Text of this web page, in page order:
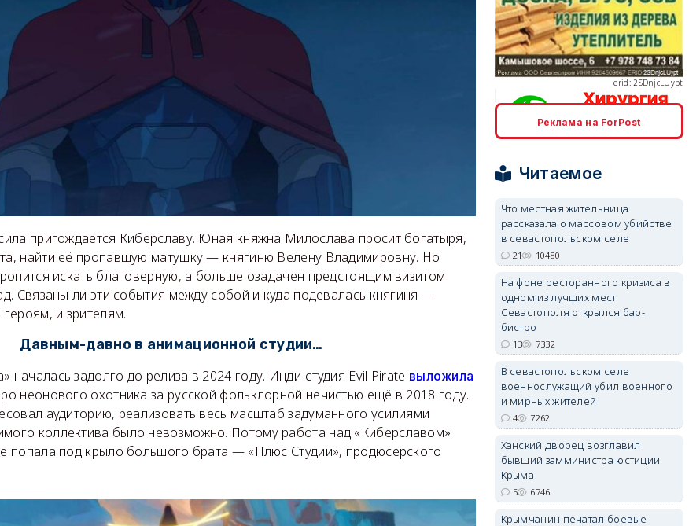
пригождается Киберславу. Юная княжна Милослава просит богатыря,
найти её пропавшую матушку — княгиню Велену Владимировну. Но
искать благоверную, а больше озадачен предстоящим визитом
Связаны ли эти события между собой и куда подевалась княгиня —
и зрителям.
Давным-давно в анимационной студии…
началась задолго до релиза в 2024 году. Инди-студия Evil Pirate выложила
неонового охотника за русской фольклорной нечистью ещё в 2018 году.
аудиторию, реализовать весь масштаб задуманного усилиями
коллектива было невозможно. Потому работа над «Киберславом»
попала под крыло большого брата — «Плюс Студии», продюсерского
erid: 2SDnjcLUypt
erid: 2SDnjcrDNw6
erid: 2SDnjdPjgYS
Реклама на ForPost
Читаемое
Что местная жительница
рассказала о массовом убийстве
в севастопольском селе
21 10480
На фоне ресторанного кризиса в
одном из лучших мест
Севастополя открылся бар-
бистро
13 7332
В севастопольском селе
военнослужащий убил военного
и мирных жителей
4 7262
Ханский дворец возглавил
бывший замминистра юстиции
Крыма
5 6746
Крымчанин печатал боевые